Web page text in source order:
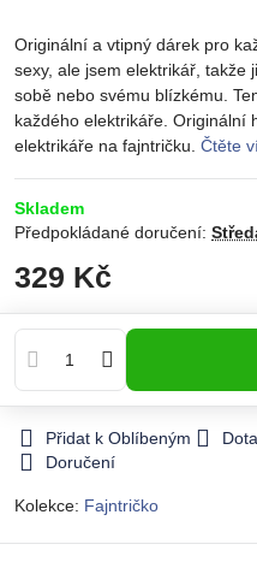
Originální a vtipný dárek pro
sexy, ale jsem elektrikář, takže
sobě nebo svému blízkému.
každého elektrikáře. Originální
elektrikáře na fajntričku. Čtěte
Skladem
Předpokládané doručení:
329 Kč
Přidat k Oblíbeným
Doručení
Kolekce: Fajntričko